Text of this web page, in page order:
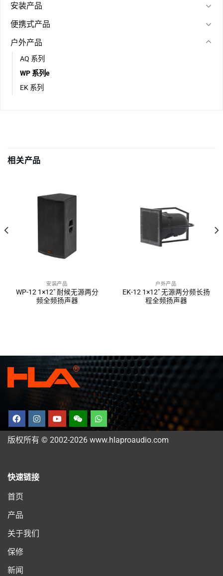
安装产品
便携式产品
户外产品
AQ 系列
WP 系列e
EK 系列
相关产品
安装产品
WP-12 1×12″ 耐候无源两分
频全频扬声器
户外产品
EK-12 1×12″ 无源两分频长扬
程全频扬声器
版权所有 © 2002-2026 www.hlaproaudio.com
快速链接
首页
产品
关于我们
保修
新闻